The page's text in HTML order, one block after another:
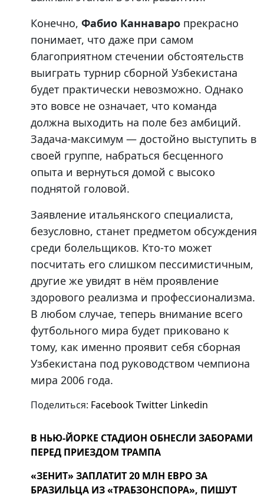
Конечно, Фабио Каннаваро прекрасно
понимает, что даже при самом
благоприятном стечении обстоятельств
выиграть турнир сборной Узбекистана
будет практически невозможно. Однако
это вовсе не означает, что команда
должна выходить на поле без амбиций.
Задача-максимум — достойно выступить в
своей группе, набраться бесценного
опыта и вернуться домой с высоко
поднятой головой.
Заявление итальянского специалиста,
безусловно, станет предметом обсуждения
среди болельщиков. Кто-то может
посчитать его слишком пессимистичным,
другие же увидят в нём проявление
здорового реализма и профессионализма.
В любом случае, теперь внимание всего
футбольного мира будет приковано к
тому, как именно проявит себя сборная
Узбекистана под руководством чемпиона
мира 2006 года.
Поделиться: FacebookTwitter Linkedin
В НЬЮ-ЙОРКЕ СТАДИОН ОБНЕСЛИ ЗАБОРАМИ
ПЕРЕД ПРИЕЗДОМ ТРАМПА
«ЗЕНИТ» ЗАПЛАТИТ 20 МЛН ЕВРО ЗА
БРАЗИЛЬЦА ИЗ «ТРАБЗОНСПОРА», ПИШУТ